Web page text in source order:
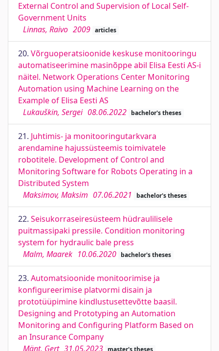
External Control and Supervision of Local Self-
Government Units
Linnas, Raivo 2009 articles
20. Võrguoperatsioonide keskuse monitooringu
automatiseerimine masinõppe abil Elisa Eesti AS-i
näitel. Network Operations Center Monitoring
Automation using Machine Learning on the
Example of Elisa Eesti AS
Lukauškin, Sergei 08.06.2022 bachelor's theses
21. Juhtimis- ja monitooringutarkvara
arendamine hajussüsteemis toimivatele
robotitele. Development of Control and
Monitoring Software for Robots Operating in a
Distributed System
Maksimov, Maksim 07.06.2021 bachelor's theses
22. Seisukorraseiresüsteem hüdraulilisele
puitmassipaki pressile. Condition monitoring
system for hydraulic bale press
Malm, Maarek 10.06.2020 bachelor's theses
23. Automatsioonide monitoorimise ja
konfigureerimise platvormi disain ja
prototüüpimine kindlustusettevõtte baasil.
Designing and Prototyping an Automation
Monitoring and Configuring Platform Based on
an Insurance Company
Mänt, Gert 31.05.2023 master's theses